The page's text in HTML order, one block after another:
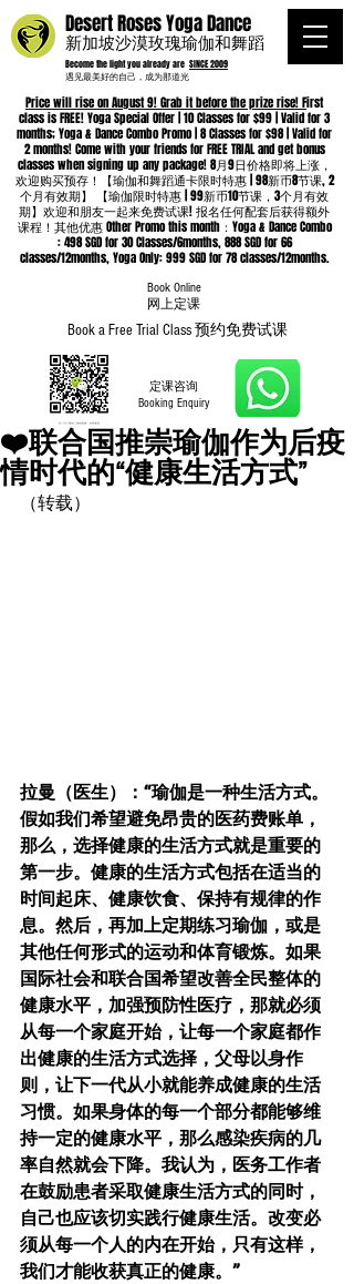
Price will rise on August 9! Grab it before the prize rise! First
class is FREE! Yoga Special Offer | 10 Classes for $99 | Valid for 3
months; Yoga & Dance Combo Promo | 8 Classes for $98 | Valid for
2 months! Come with your friends for FREE TRIAL and get bonus
classes when signing up any package! 8月9日价格即将上涨，
欢迎购买预存！【瑜伽和舞蹈通卡限时特惠 | 98新币8节课, 2
个月有效期】 【瑜伽限时特惠 | 99新币10节课，3个月有效
期】欢迎和朋友一起来免费试课! 报名任何配套后获得额外
课程！其他优惠 Other Promo this month：Yoga & Dance Combo
: 498 SGD for 30 Classes/6months, 888 SGD for 66
classes/12months, Yoga Only: 999 SGD for 78 classes/12months.
Become the light you already are SINCE 2009
遇见最美好的自己，成为那道光
Desert Roses Yoga Dance
新加坡沙漠玫瑰瑜伽和舞蹈
Book a Free Trial Class 预约免费试课
定课咨询
Booking Enquiry
Book Online
​网上定课
WeChat ID : desertrosesfit
❤️联合国推崇瑜伽作为后疫
情时代的“健康生活方式”
（转载）
拉曼（医生）：“瑜伽是一种生活方式。
假如我们希望避免昂贵的医药费账单，
那么，选择健康的生活方式就是重要的
第一步。健康的生活方式包括在适当的
时间起床、健康饮食、保持有规律的作
息。然后，再加上定期练习瑜伽，或是
其他任何形式的运动和体育锻炼。如果
国际社会和联合国希望改善全民整体的
健康水平，加强预防性医疗，那就必须
从每一个家庭开始，让每一个家庭都作
出健康的生活方式选择，父母以身作
则，让下一代从小就能养成健康的生活
习惯。如果身体的每一个部分都能够维
持一定的健康水平，那么感染疾病的几
率自然就会下降。我认为，医务工作者
在鼓励患者采取健康生活方式的同时，
自己也应该切实践行健康生活。改变必
须从每一个人的内在开始，只有这样，
我们才能收获真正的健康。”